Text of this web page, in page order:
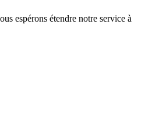
espérons étendre notre service à